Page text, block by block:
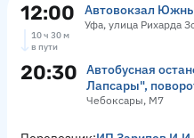
12:00 Автовокзал
Уфа, улица Рихарда
10 ч 30 м
в пути
20:30
Автобусная
Лапсары",
Чебоксары, М7